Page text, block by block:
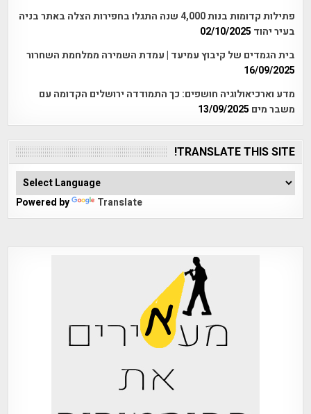
פתילות קדומות בנות 4,000 שנה התגלו בחפירות הצלה באתר בניה
בעיר יהוד 02/10/2025
בית הגמדים של קיבוץ עמיעד | עמדת השמירה ממלחמת השחרור
16/09/2025
מדע וארכיאולוגיה חושפים: כך התמודדה ירושלים הקדומה עם
משבר מים 13/09/2025
TRANSLATE THIS SITE!
Powered by Translate